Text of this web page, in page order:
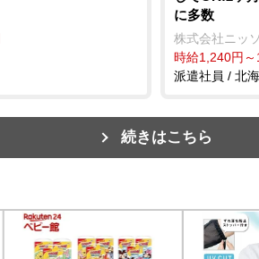
に多数
株式会社ニッ
時給1,240円～
派遣社員 / 北
続きはこちら